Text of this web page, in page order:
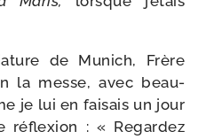
de Munich, Frère
la messe, avec beau­
je lui en fai­sais un jour
réflexion : « Regardez